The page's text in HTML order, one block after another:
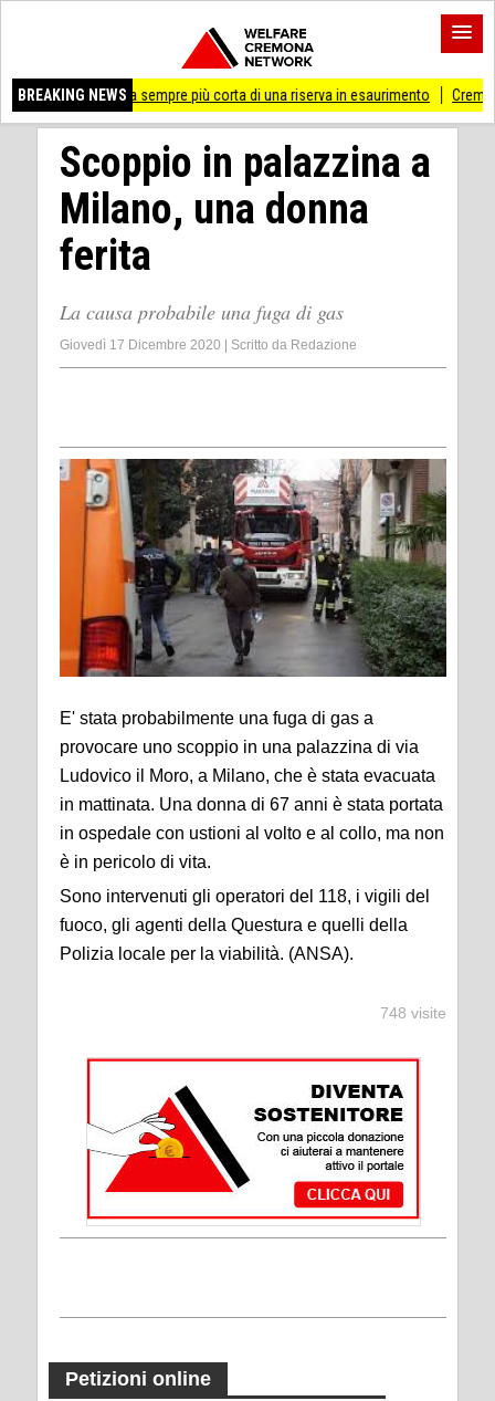
BREAKING NEWS
sempre più corta di una riserva in esaurimento Cremona 'Prossima
Scoppio in palazzina a
Milano, una donna
ferita
La causa probabile una fuga di gas
Giovedì 17 Dicembre 2020 Scritto da Redazione
E' stata probabilmente una fuga di gas a
provocare uno scoppio in una palazzina di via
Ludovico il Moro, a Milano, che è stata evacuata
in mattinata. Una donna di 67 anni è stata portata
in ospedale con ustioni al volto e al collo, ma non
è in pericolo di vita.
Sono intervenuti gli operatori del 118, i vigili del
fuoco, gli agenti della Questura e quelli della
Polizia locale per la viabilità. (ANSA).
748 visite
Petizioni online